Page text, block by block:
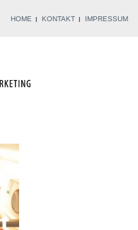
HOME KONTAKT IMPRESSUM